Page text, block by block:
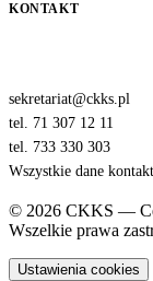
KONTAKT
sekretariat@ckks.pl
tel. 71 307 12 11
tel. 733 330 303
Wszystkie dane
© 2026 CKKS —
Wszelkie prawa
Ustawienia cookies